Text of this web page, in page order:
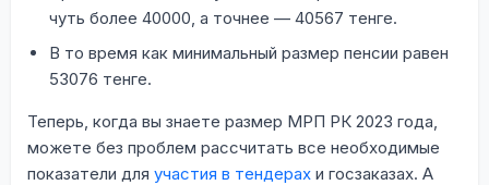
чуть более 40000, а точнее — 40567 тенге.
В то время как минимальный размер пенсии равен
53076 тенге.
Теперь, когда вы знаете размер МРП РК 2023 года,
можете без проблем рассчитать все необходимые
показатели для участия в тендерах и госзаказах. А